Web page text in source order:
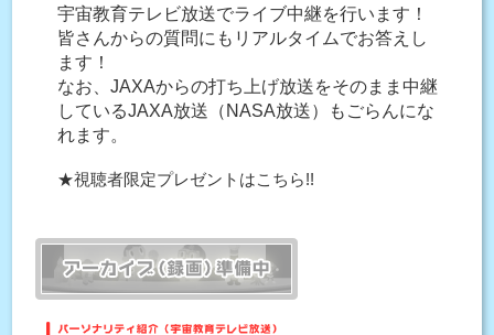
宇宙教育テレビ放送でライブ中継を行います！
皆さんからの質問にもリアルタイムでお答えし
ます！
なお、JAXAからの打ち上げ放送をそのまま中継
しているJAXA放送（NASA放送）もごらんにな
れます。
★視聴者限定プレゼントはこちら!!